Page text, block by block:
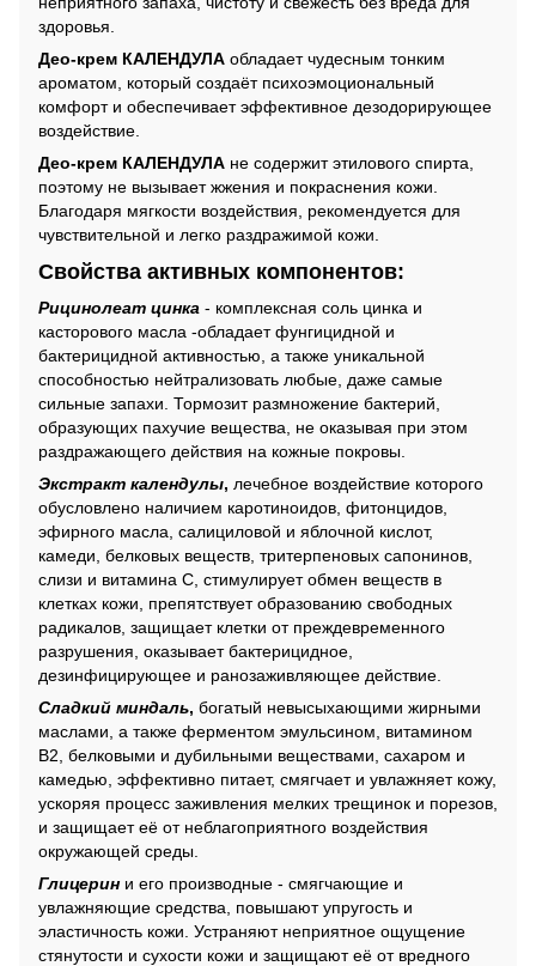
здоровья.
Део-крем КАЛЕНДУЛА обладает чудесным тонким
ароматом, который создаёт психоэмоциональный
комфорт и обеспечивает эффективное дезодорирующее
воздействие.
Део-крем КАЛЕНДУЛА не содержит этилового спирта,
поэтому не вызывает жжения и покраснения кожи.
Благодаря мягкости воздействия, рекомендуется для
чувствительной и легко раздражимой кожи.
Свойства активных компонентов:
Рицинолеат цинка - комплексная соль цинка и
касторового масла -обладает фунгицидной и
бактерицидной активностью, а также уникальной
способностью нейтрализовать любые, даже самые
сильные запахи. Тормозит размножение бактерий,
образующих пахучие вещества, не оказывая при этом
раздражающего действия на кожные покровы.
Экстракт календулы, лечебное воздействие которого
обусловлено наличием каротиноидов, фитонцидов,
эфирного масла, салициловой и яблочной кислот,
камеди, белковых веществ, тритерпеновых сапонинов,
слизи и витамина С, стимулирует обмен веществ в
клетках кожи, препятствует образованию свободных
радикалов, защищает клетки от преждевременного
разрушения, оказывает бактерицидное,
дезинфицирующее и ранозаживляющее действие.
Сладкий миндаль, богатый невысыхающими жирными
маслами, а также ферментом эмульсином, витамином
В2, белковыми и дубильными веществами, сахаром и
камедью, эффективно питает, смягчает и увлажняет кожу,
ускоряя процесс заживления мелких трещинок и порезов,
и защищает её от неблагоприятного воздействия
окружающей среды.
Глицерин и его производные - смягчающие и
увлажняющие средства, повышают упругость и
эластичность кожи. Устраняют неприятное ощущение
стянутости и сухости кожи и защищают её от вредного